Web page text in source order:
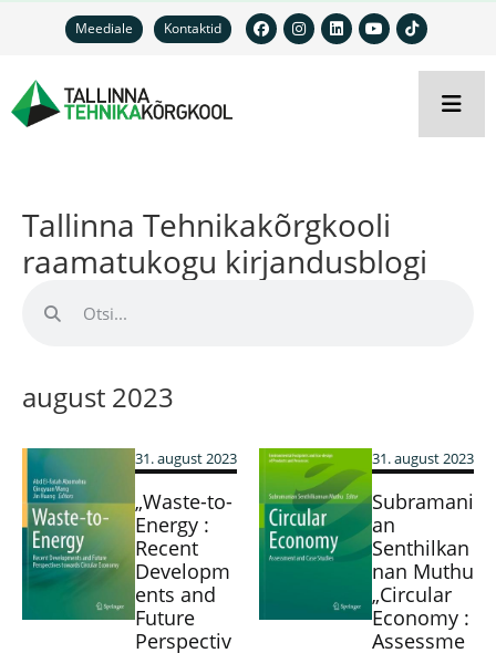
Meediale Kontaktid
Tallinna Tehnikakõrgkooli
raamatukogu kirjandusblogi
august 2023
31. august 2023
„Waste-to-
Energy :
Recent
Developm
ents and
Future
Perspectiv
31. august 2023
Subramani
an
Senthilkan
nan Muthu
„Circular
Economy :
Assessme